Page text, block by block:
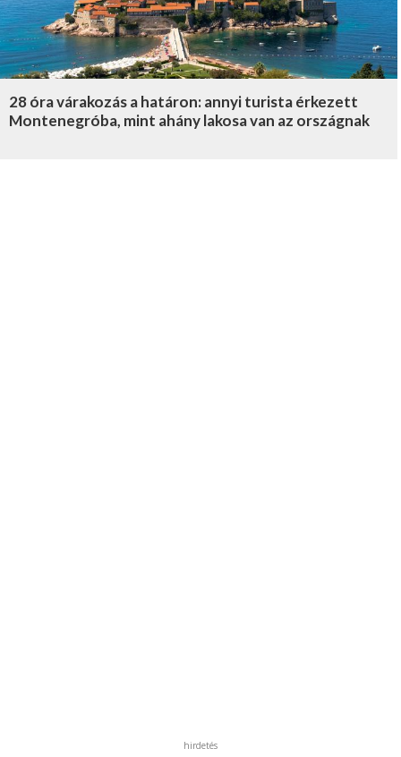
28 óra várakozás a határon: annyi turista érkezett
Montenegróba, mint ahány lakosa van az országnak
hirdetés